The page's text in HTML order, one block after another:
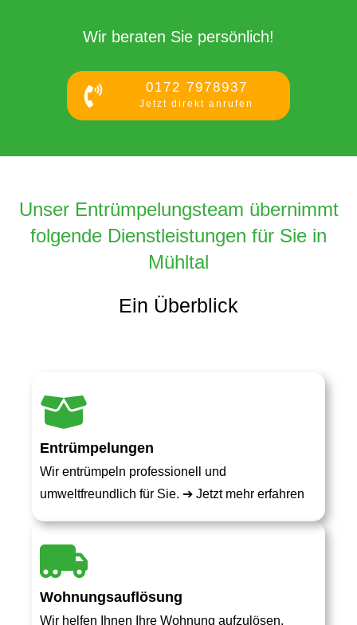
Wir beraten Sie persönlich!
0172 7978937
Jetzt direkt anrufen
Unser Entrümpelungsteam übernimmt
folgende Dienstleistungen für Sie in
Mühltal
Ein Überblick
Entrümpelungen
Wir entrümpeln professionell und
umweltfreundlich für Sie. ➔ Jetzt mehr erfahren
Wohnungsauflösung
Wir helfen Ihnen Ihre Wohnung aufzulösen.